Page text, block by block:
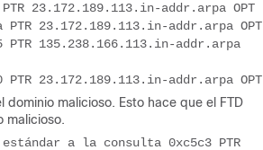
23.172.189.113.in-addr.arpa OPT
PTR 23.172.189.113.in-addr.arpa OPT
PTR 135.238.166.113.in-addr.arpa
PTR 23.172.189.113.in-addr.arpa OPT
malicioso. Esto hace que el FTD
malicioso.
estándar a la consulta 0xc5c3 PTR